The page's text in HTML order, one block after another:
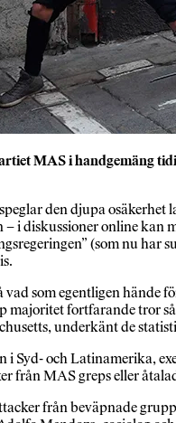
MAS i handgemäng
den djupa
i diskussioner online kan
(som nu
som egentligen hände
majoritet fortfarande tror
underkänt de
Syd- och Latinamerika,
från MAS greps eller
från beväpnade